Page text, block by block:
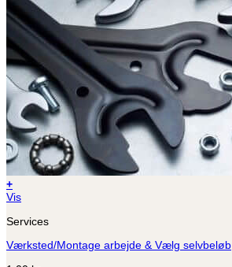
+
Vis
Services
Værksted/Montage arbejde & Vælg selvbeløb